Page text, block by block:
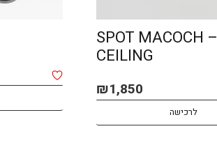
SPOT MACOCH –
CEILING
₪1,850
לרכישה